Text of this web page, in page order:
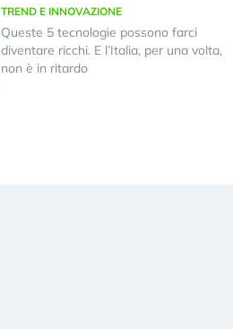
TREND E INNOVAZIONE
Queste 5 tecnologie possono farci
diventare ricchi. E l’Italia, per una volta,
non è in ritardo